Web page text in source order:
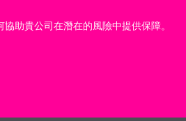
助貴公司在潛在的風險中提供保障。